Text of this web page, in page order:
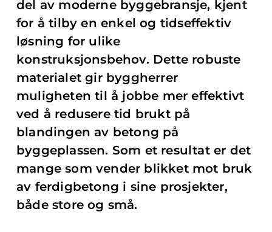
del av moderne byggebransje, kjent
for å tilby en enkel og tidseffektiv
løsning for ulike
konstruksjonsbehov. Dette robuste
materialet gir byggherrer
muligheten til å jobbe mer effektivt
ved å redusere tid brukt på
blandingen av betong på
byggeplassen. Som et resultat er det
mange som vender blikket mot bruk
av ferdigbetong i sine prosjekter,
både store og små.